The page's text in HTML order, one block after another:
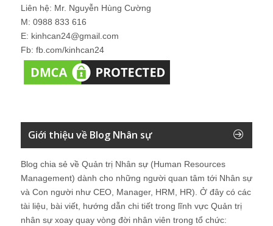
Liên hệ: Mr. Nguyễn Hùng Cường
M: 0988 833 616
E: kinhcan24@gmail.com
Fb: fb.com/kinhcan24
Giới thiệu về Blog Nhân sự
Blog chia sẻ về Quản trị Nhân sự (Human Resources
Management) dành cho những người quan tâm tới Nhân sự
và Con người như CEO, Manager, HRM, HR). Ở đây có các
tài liệu, bài viết, hướng dẫn chi tiết trong lĩnh vực Quản trị
nhân sự xoay quay vòng đời nhân viên trong tổ chức: